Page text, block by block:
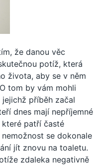
že danou věc
potíž, která
života, aby se v něm
tom by vám mohli
příběh začal
dnes mají nepříjemné
patří časté
se dokonale
jít znovu na toaletu.
zdaleka negativně